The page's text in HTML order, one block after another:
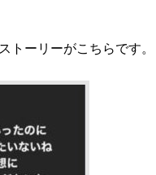
トーリーがこちらです。